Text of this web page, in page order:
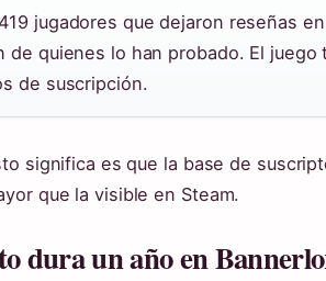
jugadores que dejaron reseñas
de quienes lo han probado. El
de suscripción.
significa es que la base de
que la visible en Steam.
dura un año en